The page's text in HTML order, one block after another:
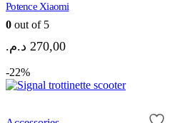
Potence Xiaomi
0 out of 5
270,00 د.م.
-22%